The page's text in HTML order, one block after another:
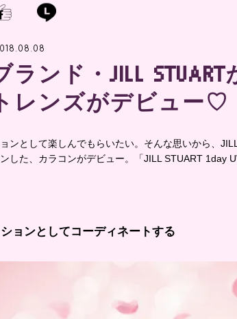
ランド・JILL
レンズがデビュー♡
ンとして楽しんでもらいたい。そんな思いから、
した、カラコンがデビュー。「JILL STUART 1day
ョンとしてコーディネートする